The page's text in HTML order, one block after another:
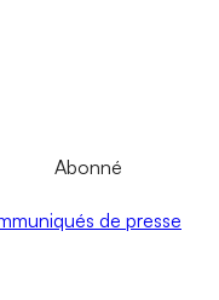
Abonné
de presse